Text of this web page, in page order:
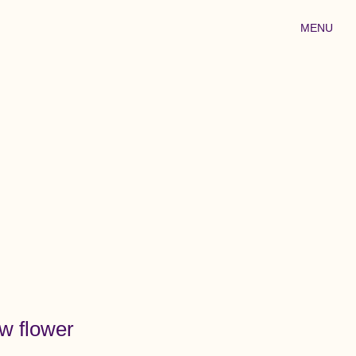
MENU
flower